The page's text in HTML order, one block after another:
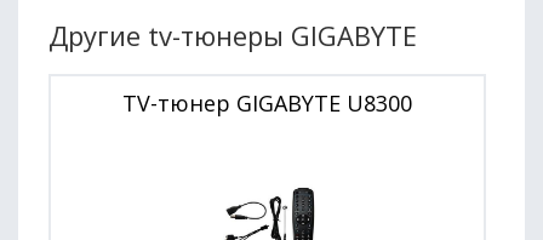
Другие tv-тюнеры GIGABYTE
TV-тюнер GIGABYTE U8300